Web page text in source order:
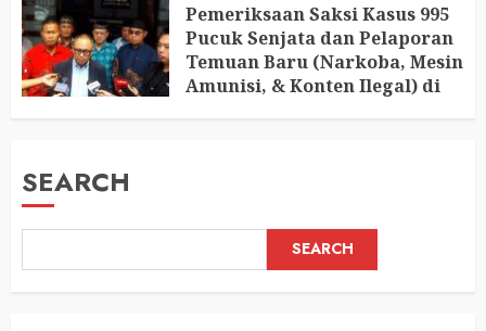
Pemeriksaan Saksi Kasus 995
Pucuk Senjata dan Pelaporan
Temuan Baru (Narkoba, Mesin
Amunisi, & Konten Ilegal) di
SEARCH
SEARCH